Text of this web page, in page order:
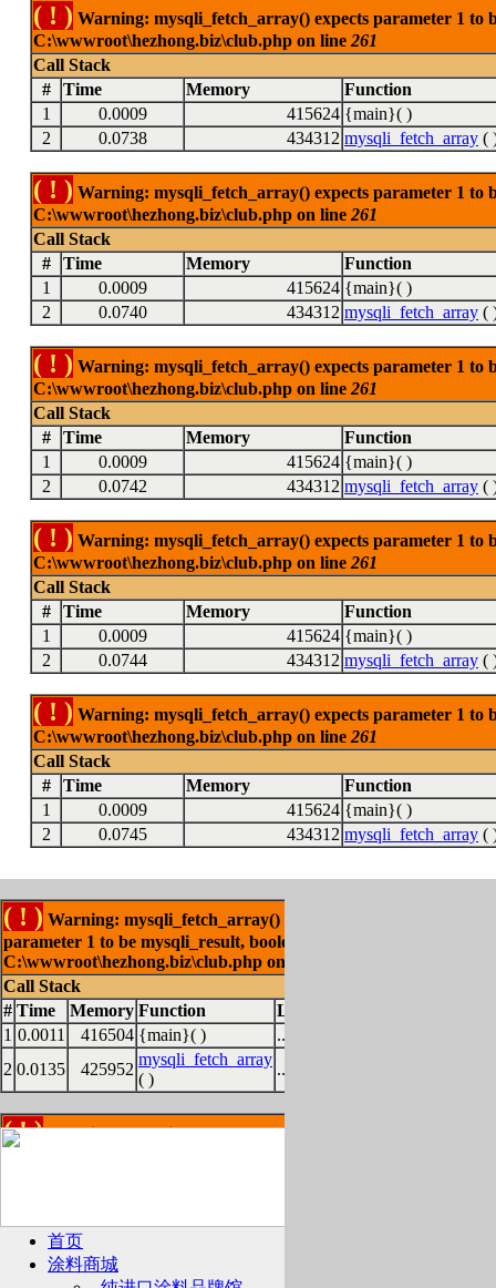
( ! ) Warning: mysqli_fetch_array() expects parameter 1 to
C:\wwwroot\hezhong.biz\club.php on line 261
Call Stack
#
Time Memory
Function
1
0.0009 415624 {main}( )
2
0.0738 434312 mysqli_fetch_array (
( ! ) Warning: mysqli_fetch_array() expects parameter 1 to
C:\wwwroot\hezhong.biz\club.php on line 261
Call Stack
#
Time Memory
Function
1
0.0009 415624 {main}( )
2
0.0740 434312 mysqli_fetch_array (
( ! ) Warning: mysqli_fetch_array() expects parameter 1 to
C:\wwwroot\hezhong.biz\club.php on line 261
Call Stack
#
Time Memory
Function
1
0.0009 415624 {main}( )
2
0.0742 434312 mysqli_fetch_array (
( ! ) Warning: mysqli_fetch_array() expects parameter 1 to
C:\wwwroot\hezhong.biz\club.php on line 261
Call Stack
#
Time Memory
Function
1
0.0009 415624 {main}( )
2
0.0744 434312 mysqli_fetch_array (
( ! ) Warning: mysqli_fetch_array() expects parameter 1 to
C:\wwwroot\hezhong.biz\club.php on line 261
Call Stack
#
Time Memory
Function
1
0.0009 415624 {main}( )
2
0.0745 434312 mysqli_fetch_array (